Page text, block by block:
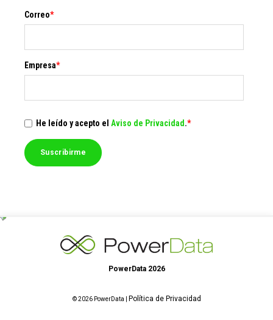
Correo*
Empresa*
He leído y acepto el Aviso de Privacidad.*
PowerData 2026
© 2026 PowerData | Política de Privacidad